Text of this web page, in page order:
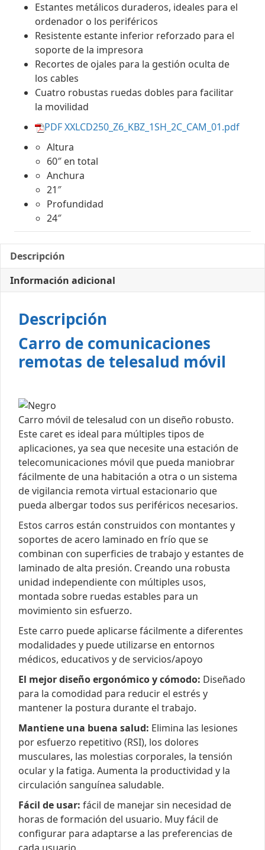
Estantes metálicos duraderos, ideales para el
ordenador o los periféricos
Resistente estante inferior reforzado para el
soporte de la impresora
Recortes de ojales para la gestión oculta de
los cables
Cuatro robustas ruedas dobles para facilitar
la movilidad
PDF XXLCD250_Z6_KBZ_1SH_2C_CAM_01.pdf
Altura
60″ en total
Anchura
21″
Profundidad
24″
Descripción
Información adicional
Descripción
Carro de comunicaciones
remotas de telesalud móvil
Carro móvil de telesalud con un diseño robusto.
Este caret es ideal para múltiples tipos de
aplicaciones, ya sea que necesite una estación de
telecomunicaciones móvil que pueda maniobrar
fácilmente de una habitación a otra o un sistema
de vigilancia remota virtual estacionario que
pueda albergar todos sus periféricos necesarios.
Estos carros están construidos con montantes y
soportes de acero laminado en frío que se
combinan con superficies de trabajo y estantes de
laminado de alta presión. Creando una robusta
unidad independiente con múltiples usos,
montada sobre ruedas estables para un
movimiento sin esfuerzo.
Este carro puede aplicarse fácilmente a diferentes
modalidades y puede utilizarse en entornos
médicos, educativos y de servicios/apoyo
El mejor diseño ergonómico y cómodo: Diseñado
para la comodidad para reducir el estrés y
mantener la postura durante el trabajo.
Mantiene una buena salud: Elimina las lesiones
por esfuerzo repetitivo (RSI), los dolores
musculares, las molestias corporales, la tensión
ocular y la fatiga. Aumenta la productividad y la
circulación sanguínea saludable.
Fácil de usar: fácil de manejar sin necesidad de
horas de formación del usuario. Muy fácil de
configurar para adaptarse a las preferencias de